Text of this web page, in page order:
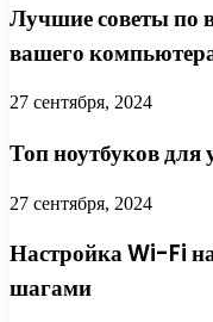
Лучшие советы по
вашего
27 сентября, 2024
Топ ноутбуков для
27 сентября, 2024
Настройка Wi-Fi
шагами